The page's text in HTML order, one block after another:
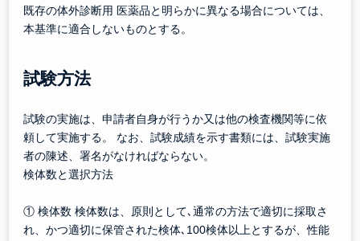
既存の体外診断用 医薬品と明らかに異なる場合については、
本基準に適合しないものとする。
試験方法
試験の実施は、申請者自身が行うか又は他の検査機関等に依
頼して実施する。 なお、試験成績を示す書類には、試験実施
者の陳述、署名がなければならない。
検体数と選択方法
① 検体数 検体数は、原則として､通常の方法で適切に採取さ
れ、かつ適切に保管された検体､100検体以上とするが、性能